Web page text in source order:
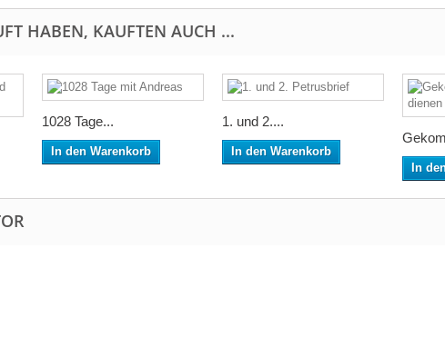
HABEN, KAUFTEN AUCH ...
1028 Tage...
In den Warenkorb
1. und 2....
In den Warenkorb
In